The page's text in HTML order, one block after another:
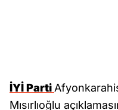
İYİ Parti
Mısırlıoğlu